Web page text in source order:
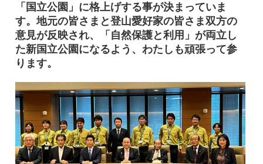
「国立公園」に格上げする事が決まっていま
す。地元の皆さまと登山愛好家の皆さま双方の
意見が反映され、「自然保護と利用」が両立し
た新国立公園になるよう、わたしも頑張って参
ります。